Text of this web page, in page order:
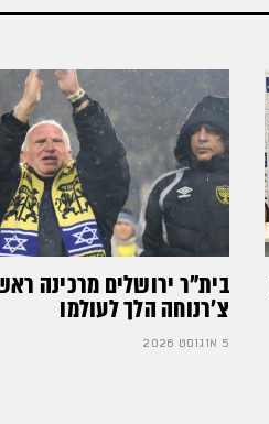
בית"ר ירושלים מרכינה
צ'רנוחה הלך לעולמו
5 אוגוסט 2026